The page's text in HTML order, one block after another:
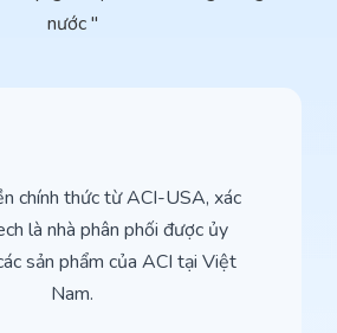
nước "
chính thức từ ACI-USA, xác
là nhà phân phối được ủy
sản phẩm của ACI tại Việt
Nam.